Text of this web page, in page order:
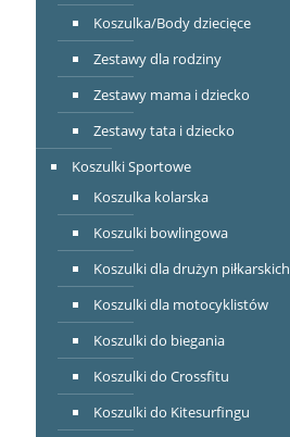
Koszulka/Body dziecięce
Zestawy dla rodziny
Zestawy mama i dziecko
Zestawy tata i dziecko
Koszulki Sportowe
Koszulka kolarska
Koszulki bowlingowa
Koszulki dla drużyn piłkarskich
Koszulki dla motocyklistów
Koszulki do biegania
Koszulki do Crossfitu
Koszulki do Kitesurfingu